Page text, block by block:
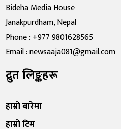
Bideha Media House
Janakpurdham, Nepal
Phone : +977 9801628565
Email : newsaaja081@gmail.com
द्रुत लिङ्कहरू
हाम्रो बारेमा
हाम्रो टिम